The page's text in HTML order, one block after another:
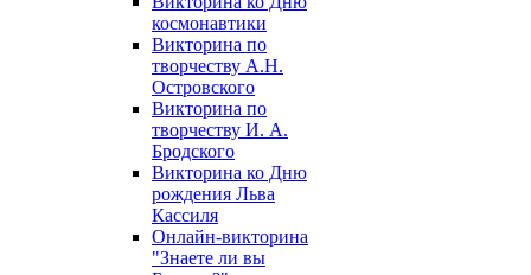
космонавтики
Викторина по
творчеству А.Н.
Островского
Викторина по
творчеству И. А.
Бродского
Викторина ко Дню
рождения Льва
Кассиля
Онлайн-викторина
"Знаете ли вы